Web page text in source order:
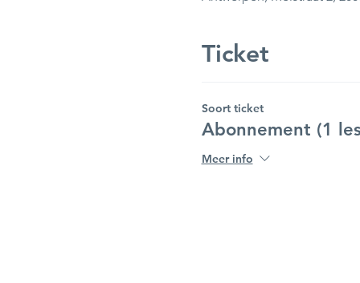
Ticket
Soort ticket
Abonnement (1
Meer info